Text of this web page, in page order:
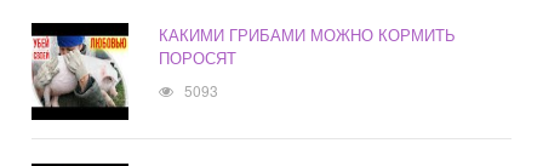
КАКИМИ ГРИБАМИ МОЖНО КОРМИТЬ
ПОРОСЯТ
5093